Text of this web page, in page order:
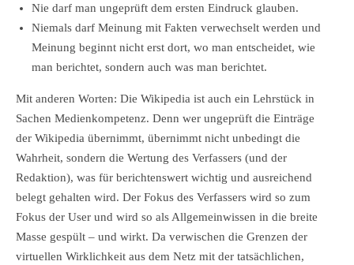
Nie darf man ungeprüft dem ersten Eindruck glauben.
Niemals darf Meinung mit Fakten verwechselt werden und
Meinung beginnt nicht erst dort, wo man entscheidet, wie
man berichtet, sondern auch was man berichtet.
Mit anderen Worten: Die Wikipedia ist auch ein Lehrstück in
Sachen Medienkompetenz. Denn wer ungeprüft die Einträge
der Wikipedia übernimmt, übernimmt nicht unbedingt die
Wahrheit, sondern die Wertung des Verfassers (und der
Redaktion), was für berichtenswert wichtig und ausreichend
belegt gehalten wird. Der Fokus des Verfassers wird so zum
Fokus der User und wird so als Allgemeinwissen in die breite
Masse gespült – und wirkt. Da verwischen die Grenzen der
virtuellen Wirklichkeit aus dem Netz mit der tatsächlichen,